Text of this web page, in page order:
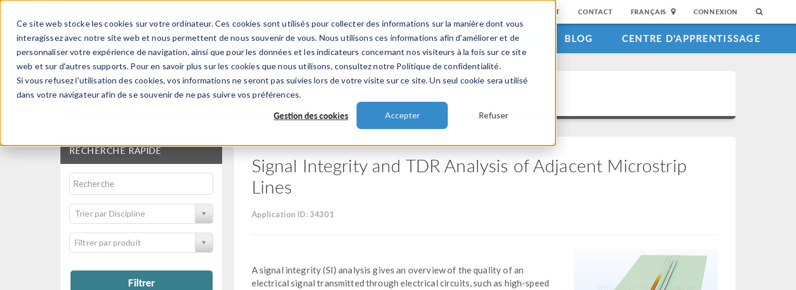
Ce site web stocke les cookies sur votre ordinateur. Ces cookies sont utilisés pour collecter des informations sur la manière dont vous
interagissez avec notre site web et nous permettent de nous souvenir de vous. Nous utilisons ces informations afin d'améliorer et de
personnaliser votre expérience de navigation, ainsi que pour les données et les indicateurs concernant nos visiteurs à la fois sur ce site
web et sur d'autres supports. Pour en savoir plus sur les cookies que nous utilisons, consultez notre Politique de confidentialité.
Si vous refusez l'utilisation des cookies, vos informations ne seront pas suivies lors de votre visite sur ce site. Un seul cookie sera utilisé
dans votre navigateur afin de se souvenir de ne pas suivre vos préférences.
Gestion des cookies Accepter Refuser
SUPPORT CONTACT FRANÇAIS CONNEXION
PRODUITS INDUSTRIES VIDEOS EVENEMENTS BLOG CENTRE D'APPRENTISSAGE
Bibliothèque d'Applications
RECHERCHE RAPIDE
Trier par Discipline
Filtrer par produit
Filtrer
Signal Integrity and TDR Analysis of Adjacent Microstrip
Lines
Application ID: 34301
A signal integrity (SI) analysis gives an overview of the quality of an
electrical signal transmitted through electrical circuits, such as high-speed